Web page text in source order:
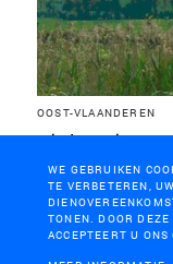
OOST-VLAANDEREN
Windenergie E40-
WE GEBRUIKEN
TE VERBETEREN,
TONEN. DOOR
ACCEPTEERT U